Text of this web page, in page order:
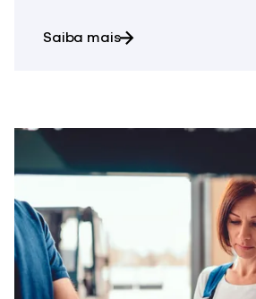
Saiba maissobre o Commvault